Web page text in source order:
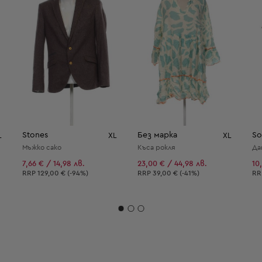
Stones XL
Мъжко сако
7,66 € / 14,98 лв.
Препоръчителна цена:
RRP 129,00 € (-94%)
Без марка XL
Къса рокля
23,00 € / 44,98 лв.
Препоръчителна цена:
RRP 39,00 € (-41%)